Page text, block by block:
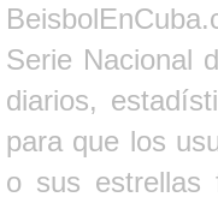
Serie Nacional
diarios,
para que los
o sus estrellas